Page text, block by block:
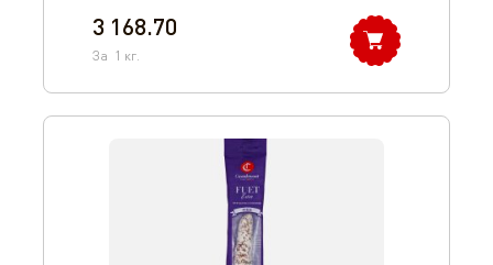
3 168.70
За 1 кг.